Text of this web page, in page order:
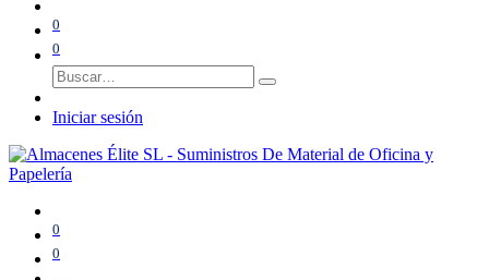
0
0
Iniciar sesión
0
0